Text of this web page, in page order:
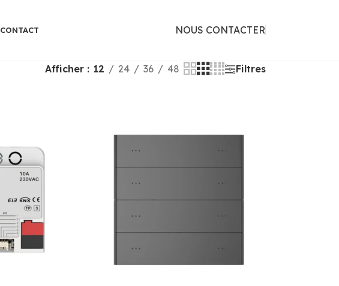
CONTACT NOUS CONTACTER
Afficher 12 24 36 48 Filtres